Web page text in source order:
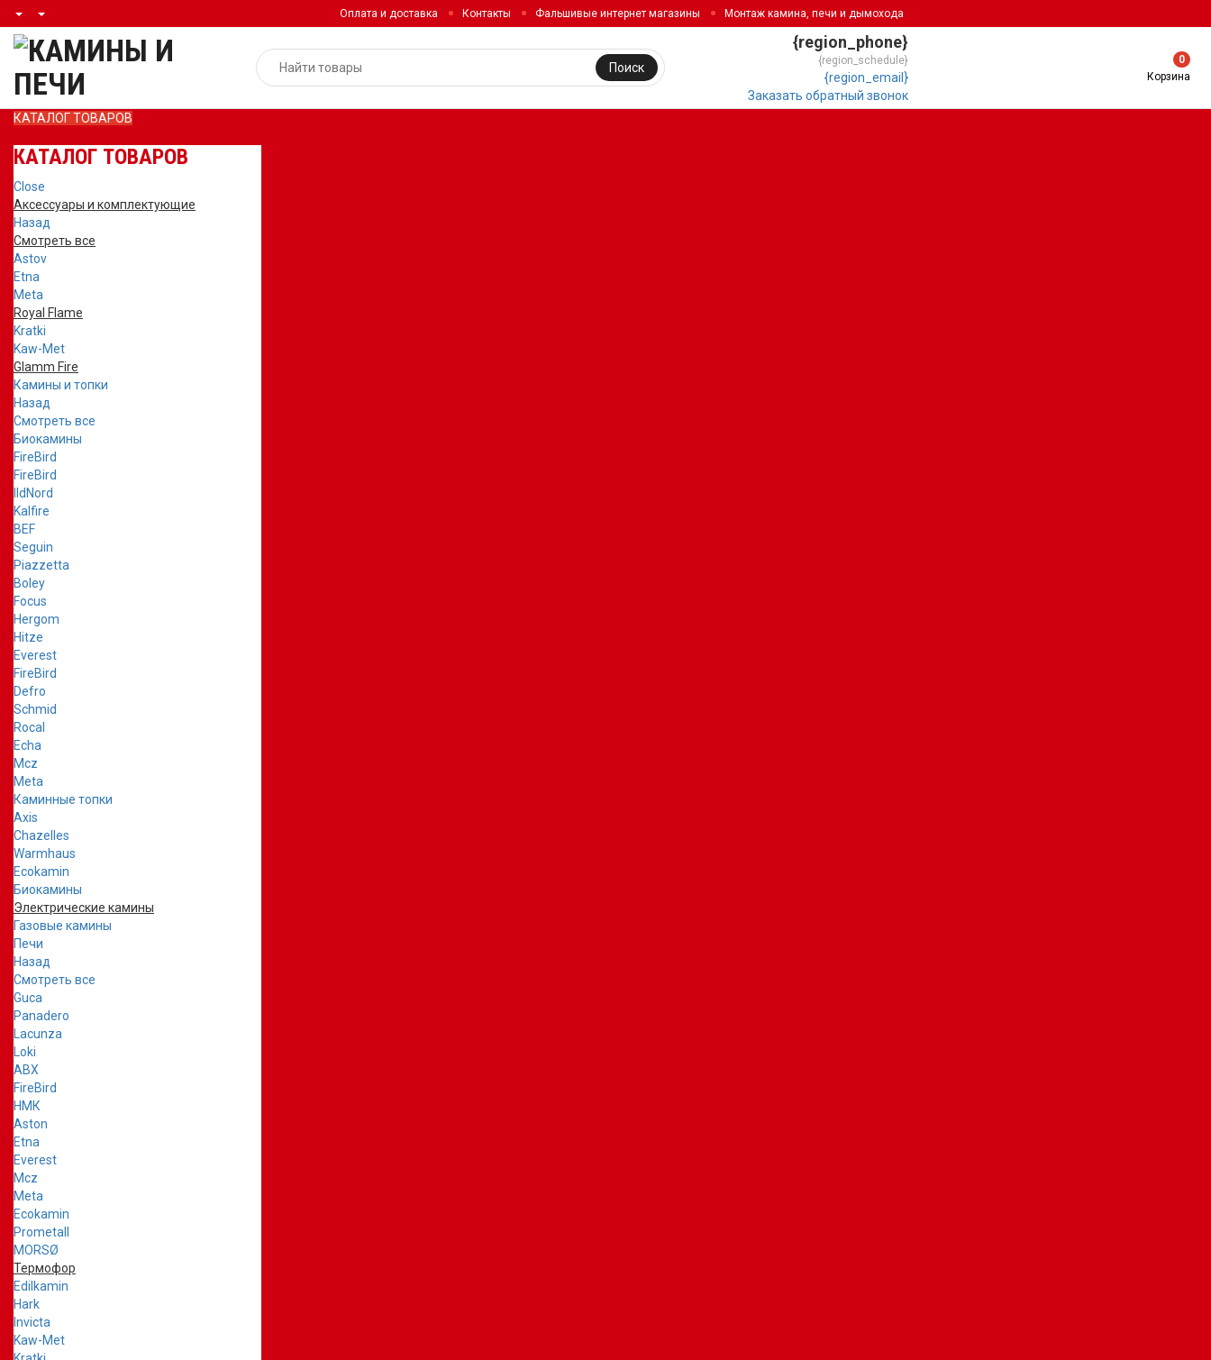
Оплата и доставка Контакты Фальшивые интернет магазины Монтаж камина, печи и дымохода
{region_phone}
{region_schedule}
{region_email}
Заказать обратный звонок
Поиск
0
Корзина
КАТАЛОГ ТОВАРОВ
КАТАЛОГ ТОВАРОВ
Close
Аксессуары и комплектующие
Назад
Смотреть все
Astov
Etna
Meta
Royal Flame
Kratki
Kaw-Met
Glamm Fire
Камины и топки
Назад
Смотреть все
Биокамины
FireBird
FireBird
IldNord
Kalfire
BEF
Seguin
Piazzetta
Boley
Focus
Hergom
Hitze
Everest
FireBird
Defro
Schmid
Rocal
Echa
Mcz
Meta
Каминные топки
Axis
Chazelles
Warmhaus
Ecokamin
Биокамины
Электрические камины
Газовые камины
Печи
Назад
Смотреть все
Guca
Panadero
Lacunza
Loki
ABX
FireBird
НМК
Aston
Etna
Everest
Mcz
Meta
Ecokamin
Prometall
MORSØ
Термофор
Edilkamin
Hark
Invicta
Kaw-Met